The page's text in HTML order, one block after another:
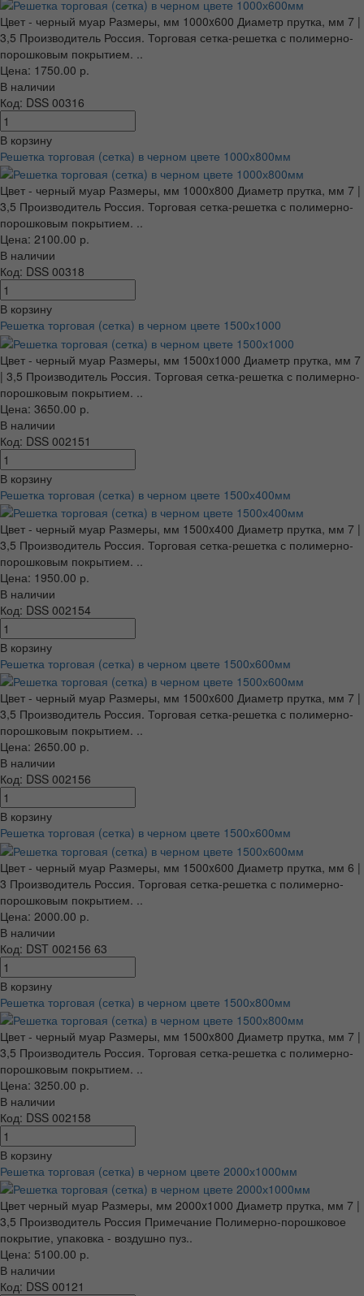
Цвет - черный муар Размеры, мм 1000x600 Диаметр прутка, мм 7 |
3,5 Производитель Россия. Торговая сетка-решетка с полимерно-
порошковым покрытием. ..
Цена: 1750.00 р.
В наличии
Код: DSS 00316
В корзину
Решетка торговая (сетка) в черном цвете 1000х800мм
Цвет - черный муар Размеры, мм 1000x800 Диаметр прутка, мм 7 |
3,5 Производитель Россия. Торговая сетка-решетка с полимерно-
порошковым покрытием. ..
Цена: 2100.00 р.
В наличии
Код: DSS 00318
В корзину
Решетка торговая (сетка) в черном цвете 1500х1000
Цвет - черный муар Размеры, мм 1500x1000 Диаметр прутка, мм 7
| 3,5 Производитель Россия. Торговая сетка-решетка с полимерно-
порошковым покрытием. ..
Цена: 3650.00 р.
В наличии
Код: DSS 002151
В корзину
Решетка торговая (сетка) в черном цвете 1500х400мм
Цвет - черный муар Размеры, мм 1500x400 Диаметр прутка, мм 7 |
3,5 Производитель Россия. Торговая сетка-решетка с полимерно-
порошковым покрытием. ..
Цена: 1950.00 р.
В наличии
Код: DSS 002154
В корзину
Решетка торговая (сетка) в черном цвете 1500х600мм
Цвет - черный муар Размеры, мм 1500x600 Диаметр прутка, мм 7 |
3,5 Производитель Россия. Торговая сетка-решетка с полимерно-
порошковым покрытием. ..
Цена: 2650.00 р.
В наличии
Код: DSS 002156
В корзину
Решетка торговая (сетка) в черном цвете 1500х600мм
Цвет - черный муар Размеры, мм 1500x600 Диаметр прутка, мм 6 |
3 Производитель Россия. Торговая сетка-решетка с полимерно-
порошковым покрытием. ..
Цена: 2000.00 р.
В наличии
Код: DST 002156 63
В корзину
Решетка торговая (сетка) в черном цвете 1500х800мм
Цвет - черный муар Размеры, мм 1500x800 Диаметр прутка, мм 7 |
3,5 Производитель Россия. Торговая сетка-решетка с полимерно-
порошковым покрытием. ..
Цена: 3250.00 р.
В наличии
Код: DSS 002158
В корзину
Решетка торговая (сетка) в черном цвете 2000х1000мм
Цвет черный муар Размеры, мм 2000x1000 Диаметр прутка, мм 7 |
3,5 Производитель Россия Примечание Полимерно-порошковое
покрытие, упаковка - воздушно пуз..
Цена: 5100.00 р.
В наличии
Код: DSS 00121